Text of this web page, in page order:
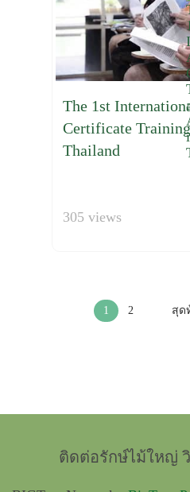
The 1st
Certificate
Thailand
305 views
1 2 สุด
ติดต่อรักษ์ไม้ใหญ่